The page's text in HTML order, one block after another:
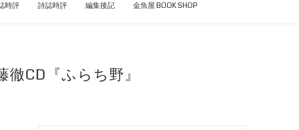
時評 詩誌時評 編集後記 金魚屋 BOOK SHOP
CD『ふらち野』